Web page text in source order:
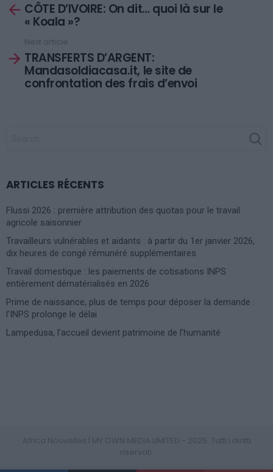
moreCÔTE D’IVOIRE: On dit… quoi là sur le
« Koala »?
Next article
TRANSFERTS D’ARGENT:
Mandasoldiacasa.it, le site de
confrontation des frais d’envoi
ARTICLES RÉCENTS
Flussi 2026 : première attribution des quotas pour le travail
agricole saisonnier
Travailleurs vulnérables et aidants : à partir du 1er janvier 2026,
dix heures de congé rémunéré supplémentaires
Travail domestique : les paiements de cotisations INPS
entièrement dématérialisés en 2026
Prime de naissance, plus de temps pour déposer la demande :
l’INPS prolonge le délai
Lampedusa, l’accueil devient patrimoine de l’humanité